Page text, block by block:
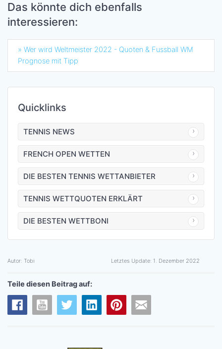
Das könnte dich ebenfalls
interessieren:
» Wer wird Weltmeister 2022 - Quoten & Fussball WM
Prognose mit Tipp
Quicklinks
TENNIS NEWS
FRENCH OPEN WETTEN
DIE BESTEN TENNIS WETTANBIETER
TENNIS WETTQUOTEN ERKLÄRT
DIE BESTEN WETTBONI
Autor: Tobi Letztes Update: 1. Dezember 2022
Teile diesen Beitrag auf: